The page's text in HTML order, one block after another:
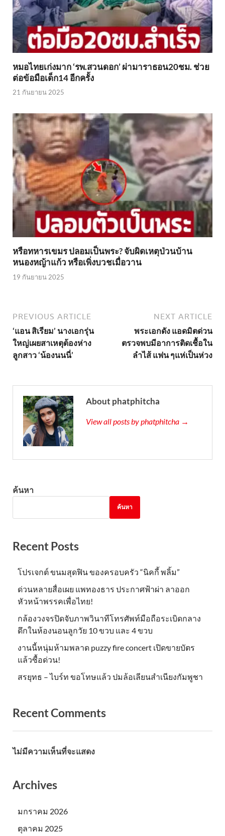
หมอไทยเก่งมาก ‘รพ.สวนดอก’ ผ่ามาราธอน20ชม. ช่วย
ต่อข้อมือเด็ก14 อีกครั้ง
21 กันยายน 2025
หรือทหารเขมร ปลอมเป็นพระ? จับผิดเหตุป่วนบ้าน
หนองหญ้าแก้ว หรือเพิ่งบวชเมื่อวาน
19 กันยายน 2025
PREVIOUS ARTICLE
‘แอน สิเรียม’ นางเอกรุ่น
ใหญ่เผยสาเหตุต้องห่าง
ลูกสาว ‘น้องนนนี่’
NEXT ARTICLE
พระเอกดัง แอดมิตด่วน
ตรวจพบมีอาการติดเชื้อใน
ลำไส้ แฟน ๆแห่เป็นห่วง
About phatphitcha
View all posts by phatphitcha →
ค้นหา
ค้นหา
Recent Posts
โปรเจกต์ ขนมสุดฟิน ของครอบครัว “นิคกี้ พลิ้ม”
ด่วนหลายสื่อเผย แพทองธาร ประกาศฟ้าผ่า ลาออก
หัวหน้าพรรคเพื่อไทย!
กล้องวงจรปิดจับภาพวินาทีโทรศัพท์มือถือระเบิดกลาง
ดึกในห้องนอนลูกวัย 10 ขวบ และ 4 ขวบ
งานนี้หนุ่มห้ามพลาด puzzy fire concert เปิดขายบัตร
แล้วซื้อด่วน!
สรยุทธ – ไบร์ท ขอโทษแล้ว ปมล้อเลียนสำเนียงกัมพูชา
Recent Comments
ไม่มีความเห็นที่จะแสดง
Archives
มกราคม 2026
ตุลาคม 2025